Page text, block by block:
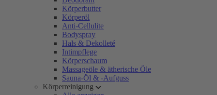
Körperbutter
Körperöl
Anti-Cellulite
Bodyspray
Hals & Dekolleté
Intimpflege
Körperschaum
Massageöle & ätherische Öle
Sauna-Öl & -Aufguss
Körperreinigung